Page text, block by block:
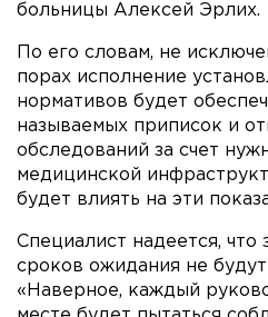
больницы Алексей Эрлих.
По его словам, не
порах исполнение
нормативов будет
называемых приписок и
обследований за счет
медицинской
будет влиять на эти
Специалист надеется, что
сроков ожидания не будут
«Наверное, каждый